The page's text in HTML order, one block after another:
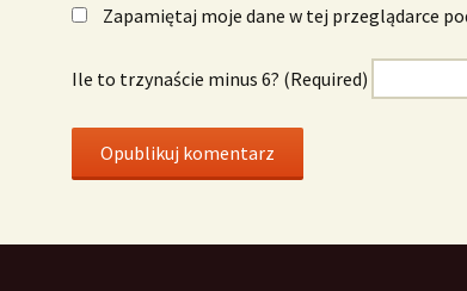
Zapamiętaj moje dane w tej przeglądarce
Ile to trzynaście minus 6? (Required)